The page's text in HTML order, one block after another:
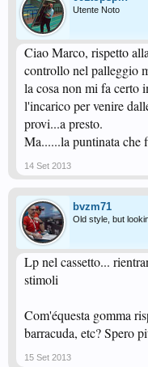
Utente Noto
Ciao Marco, rispetto
controllo nel palleggio
la cosa non mi fa certo
l'incarico per venire
provi...a presto.
Ma......la puntinata che
14 Set 2013
bvzm71
Old style, but
Lp nel cassetto...
stimoli
Com'équesta gomma
barracuda, etc? Spero
15 Set 2013